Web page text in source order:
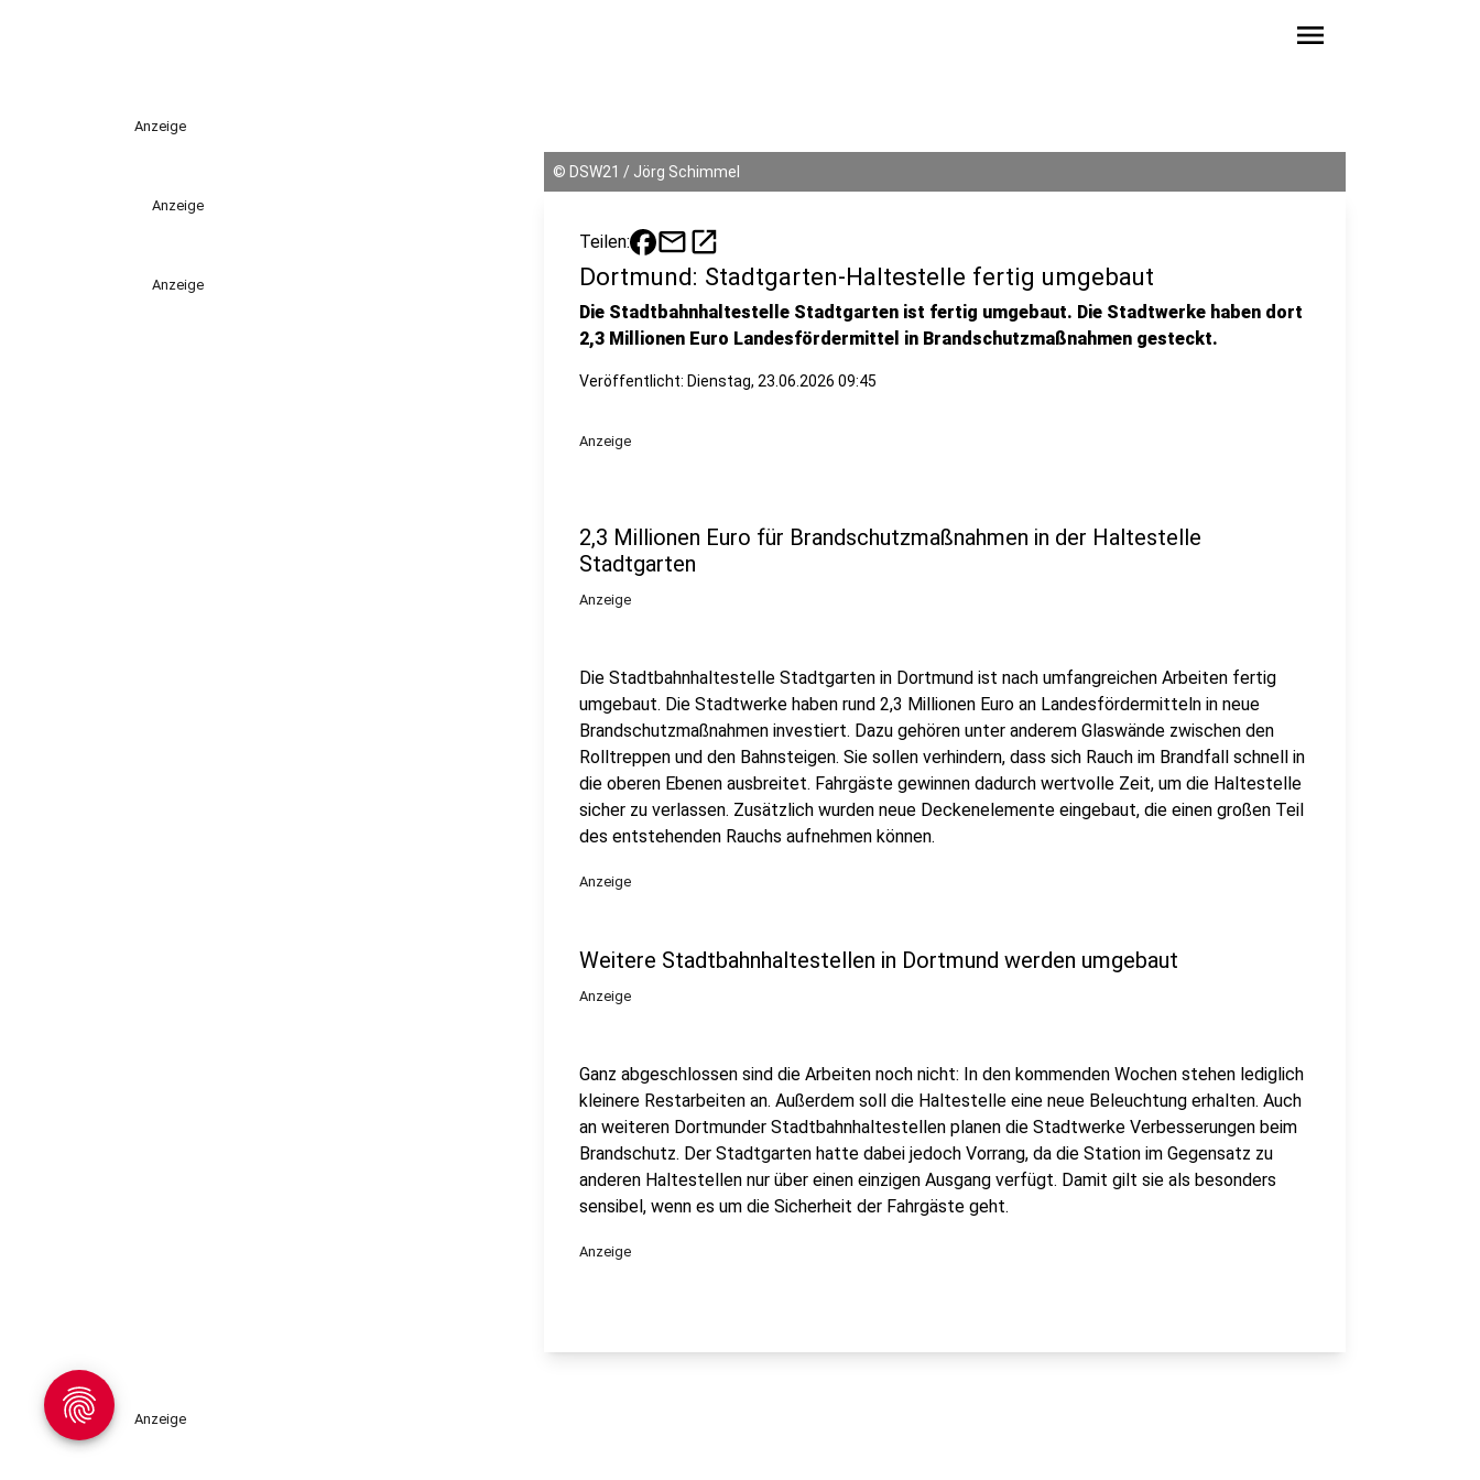
menu
Anzeige
Anzeige
Anzeige
© DSW21 / Jörg Schimmel
Teilen: mailopen_in_new
Dortmund: Stadtgarten-Haltestelle fertig umgebaut
Die Stadtbahnhaltestelle Stadtgarten ist fertig umgebaut. Die Stadtwerke haben dort
2,3 Millionen Euro Landesfördermittel in Brandschutzmaßnahmen gesteckt.
Veröffentlicht: Dienstag, 23.06.2026 09:45
Anzeige
2,3 Millionen Euro für Brandschutzmaßnahmen in der Haltestelle
Stadtgarten
Anzeige
Die Stadtbahnhaltestelle Stadtgarten in Dortmund ist nach umfangreichen Arbeiten fertig
umgebaut. Die Stadtwerke haben rund 2,3 Millionen Euro an Landesfördermitteln in neue
Brandschutzmaßnahmen investiert. Dazu gehören unter anderem Glaswände zwischen den
Rolltreppen und den Bahnsteigen. Sie sollen verhindern, dass sich Rauch im Brandfall schnell in
die oberen Ebenen ausbreitet. Fahrgäste gewinnen dadurch wertvolle Zeit, um die Haltestelle
sicher zu verlassen. Zusätzlich wurden neue Deckenelemente eingebaut, die einen großen Teil
des entstehenden Rauchs aufnehmen können.
Anzeige
Weitere Stadtbahnhaltestellen in Dortmund werden umgebaut
Anzeige
Ganz abgeschlossen sind die Arbeiten noch nicht: In den kommenden Wochen stehen lediglich
kleinere Restarbeiten an. Außerdem soll die Haltestelle eine neue Beleuchtung erhalten. Auch
an weiteren Dortmunder Stadtbahnhaltestellen planen die Stadtwerke Verbesserungen beim
Brandschutz. Der Stadtgarten hatte dabei jedoch Vorrang, da die Station im Gegensatz zu
anderen Haltestellen nur über einen einzigen Ausgang verfügt. Damit gilt sie als besonders
sensibel, wenn es um die Sicherheit der Fahrgäste geht.
Anzeige
Anzeige